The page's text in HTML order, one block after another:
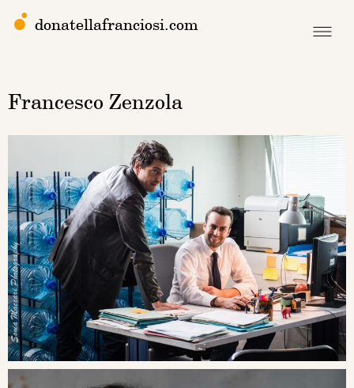
donatellafranciosi.com
Francesco Zenzola